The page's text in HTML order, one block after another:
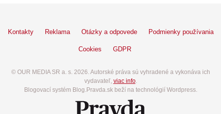
Kontakty Reklama Otázky a odpovede Podmienky používania
Cookies GDPR
© OUR MEDIA SR a. s. 2026. Autorské práva sú vyhradené a vykonáva ich
vydavateľ, viac info.
Blogovací systém Blog.Pravda.sk beží na technológií Wordpress.